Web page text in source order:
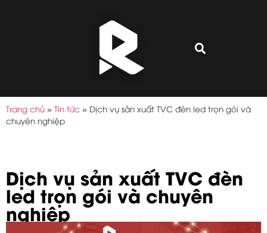
Trang chủ » Tin tức » Dịch vụ sản xuất TVC đèn led trọn gói và
chuyên nghiệp
Dịch vụ sản xuất TVC đèn
led trọn gói và chuyên
nghiệp